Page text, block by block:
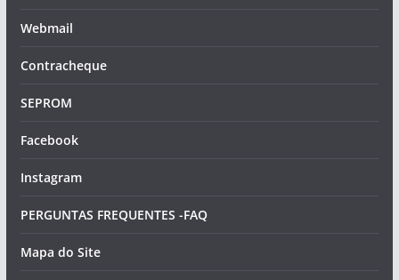
Webmail
Contracheque
SEPROM
Facebook
Instagram
PERGUNTAS FREQUENTES -FAQ
Mapa do Site